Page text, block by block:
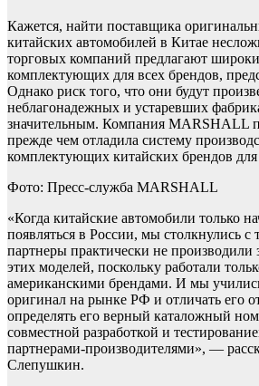
Кажется, найти поставщика
китайских автомобилей в Китае
торговых компаний предлагают
комплектующих для всех брендов,
Однако риск того, что они будут
неблагонадежных и устаревших
значительным. Компания MARSHALL
прежде чем отладила систему
комплектующих китайских брендов
Фото: Пресс-служба MARSHALL
«Когда китайские автомобили только
появляться в России, мы столкнулись с
партнеры практически не производили
этих моделей, поскольку работали
американскими брендами. И мы
оригинал на рынке РФ и отличать его
определять его верный каталожный
совместной разработкой и
партнерами-производителями», —
Слепушкин.